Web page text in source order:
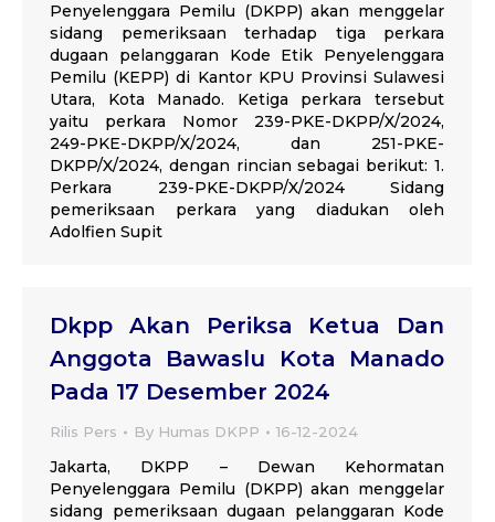
Penyelenggara Pemilu (DKPP) akan menggelar
sidang pemeriksaan terhadap tiga perkara
dugaan pelanggaran Kode Etik Penyelenggara
Pemilu (KEPP) di Kantor KPU Provinsi Sulawesi
Utara, Kota Manado. Ketiga perkara tersebut
yaitu perkara Nomor 239-PKE-DKPP/X/2024,
249-PKE-DKPP/X/2024, dan 251-PKE-
DKPP/X/2024, dengan rincian sebagai berikut: 1.
Perkara 239-PKE-DKPP/X/2024 Sidang
pemeriksaan perkara yang diadukan oleh
Adolfien Supit
Dkpp Akan Periksa Ketua Dan
Anggota Bawaslu Kota Manado
Pada 17 Desember 2024
Rilis Pers By Humas DKPP 16-12-2024
Jakarta, DKPP – Dewan Kehormatan
Penyelenggara Pemilu (DKPP) akan menggelar
sidang pemeriksaan dugaan pelanggaran Kode